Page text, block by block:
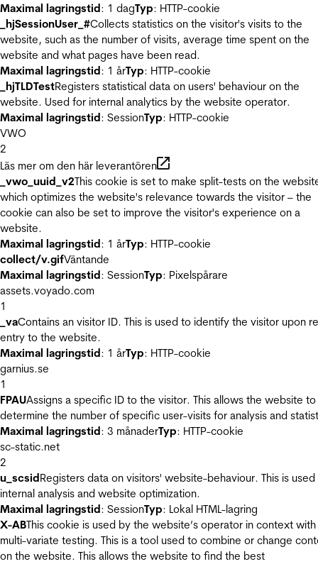
Maximal lagringstid: 1 dagTyp: HTTP-cookie
_hjSessionUser_#Collects statistics on the visitor's visits to the
website, such as the number of visits, average time spent on the
website and what pages have been read.
Maximal lagringstid: 1 årTyp: HTTP-cookie
_hjTLDTestRegisters statistical data on users' behaviour on the
website. Used for internal analytics by the website operator.
Maximal lagringstid: SessionTyp: HTTP-cookie
VWO
2
Läs mer om den här leverantören
_vwo_uuid_v2This cookie is set to make split-tests on the
which optimizes the website's relevance towards the visitor – the
cookie can also be set to improve the visitor's experience on a
website.
Maximal lagringstid: 1 årTyp: HTTP-cookie
collect/v.gifVäntande
Maximal lagringstid: SessionTyp: Pixelspårare
assets.voyado.com
1
_vaContains an visitor ID. This is used to identify the visitor upon
entry to the website.
Maximal lagringstid: 1 årTyp: HTTP-cookie
garnius.se
1
FPAUAssigns a specific ID to the visitor. This allows the website to
determine the number of specific user-visits for analysis and
Maximal lagringstid: 3 månaderTyp: HTTP-cookie
sc-static.net
2
u_scsidRegisters data on visitors' website-behaviour. This is
internal analysis and website optimization.
Maximal lagringstid: SessionTyp: Lokal HTML-lagring
X-ABThis cookie is used by the website’s operator in context with
multi-variate testing. This is a tool used to combine or change
on the website. This allows the website to find the best